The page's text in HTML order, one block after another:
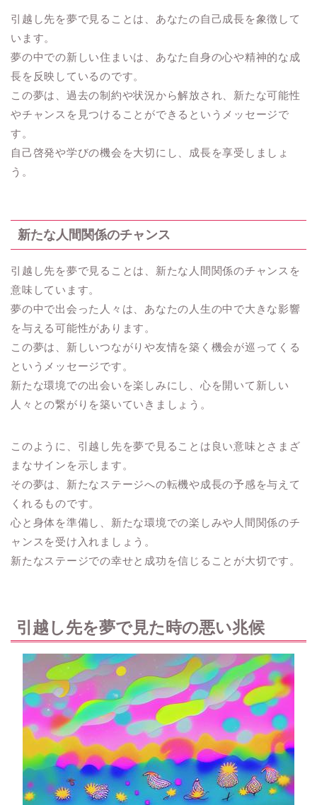
引越し先を夢で見ることは、あなたの自己成長を象徴して
います。
夢の中での新しい住まいは、あなた自身の心や精神的な成
長を反映しているのです。
この夢は、過去の制約や状況から解放され、新たな可能性
やチャンスを見つけることができるというメッセージで
す。
自己啓発や学びの機会を大切にし、成長を享受しましょ
う。
新たな人間関係のチャンス
引越し先を夢で見ることは、新たな人間関係のチャンスを
意味しています。
夢の中で出会った人々は、あなたの人生の中で大きな影響
を与える可能性があります。
この夢は、新しいつながりや友情を築く機会が巡ってくる
というメッセージです。
新たな環境での出会いを楽しみにし、心を開いて新しい
人々との繋がりを築いていきましょう。
このように、引越し先を夢で見ることは良い意味とさまざ
まなサインを示します。
その夢は、新たなステージへの転機や成長の予感を与えて
くれるものです。
心と身体を準備し、新たな環境での楽しみや人間関係のチ
ャンスを受け入れましょう。
新たなステージでの幸せと成功を信じることが大切です。
引越し先を夢で見た時の悪い兆候